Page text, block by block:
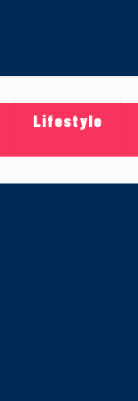
Lifestyle